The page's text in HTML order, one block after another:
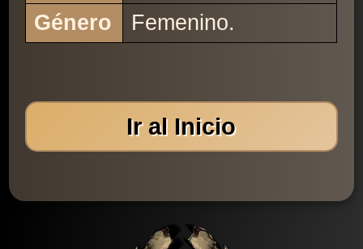
Género Femenino.
Ir al Inicio